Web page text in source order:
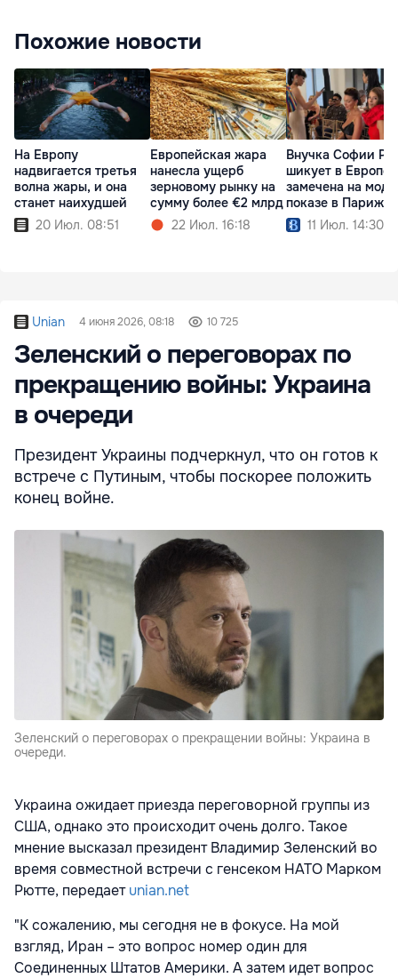
Похожие новости
На Европу
надвигается третья
волна жары, и она
станет наихудшей
20 Июл. 08:51
Европейская жара
нанесла ущерб
зерновому рынку на
сумму более €2 млрд
22 Июл. 16:18
Внучка Софии
шикует в Европе:
замечена на
показе в Париже
11 Июл. 14:30
Unian 4 июня 2026, 08:18 10 725
Зеленский о переговорах по
прекращению войны: Украина
в очереди
Президент Украины подчеркнул, что он готов к
встрече с Путиным, чтобы поскорее положить
конец войне.
Зеленский о переговорах о прекращении войны: Украина в
очереди.
Украина ожидает приезда переговорной группы из
США, однако это происходит очень долго. Такое
мнение высказал президент Владимир Зеленский во
время совместной встречи с генсеком НАТО Марком
Рютте, передаетunian.net
"К сожалению, мы сегодня не в фокусе. На мой
взгляд, Иран – это вопрос номер один для
Соединенных Штатов Америки. А затем идет вопрос